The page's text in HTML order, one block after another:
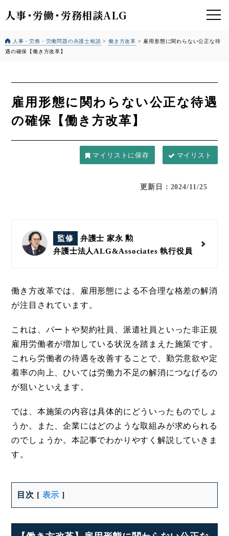
人事・労働・労務相談ALG
人事・労務・労働問題の弁護士相談 >働き方改革 > 雇用形態に関わらない公正な待
遇の確保【働き方改革】
雇用形態に関わらない公正な待遇
の確保【働き方改革】
マイリスト
更新日：2024/11/25
監修
弁護士 家永 勲
弁護士法人ALG&Associates執行役員
働き方改革では、雇用形態による不合理な格差の解消
が注目されています。
これは、パートや契約社員、派遣社員といった非正規
雇用労働者が増加している状況を踏まえた施策です。
これら労働者の待遇を改善することで、勤労意欲や定
着率の向上、ひいては労働力不足の解消につなげるの
が狙いといえます。
では、本施策の内容は具体的にどういったものでしょ
うか。また、企業にはどのような取組みが求められる
のでしょうか。本記事でわかりやすく解説していきま
す。
目次 [ 表示 ]